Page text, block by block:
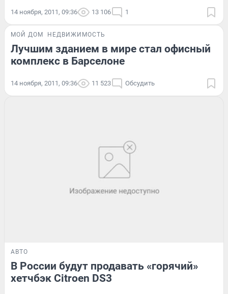
14 ноября, 2011, 09:36 13 106 1
МОЙ ДОМ НЕДВИЖИМОСТЬ
Лучшим зданием в мире стал офисный
комплекс в Барселоне
14 ноября, 2011, 09:36 11 523 Обсудить
АВТО
В России будут продавать «горячий»
хетчбэк Citroen DS3